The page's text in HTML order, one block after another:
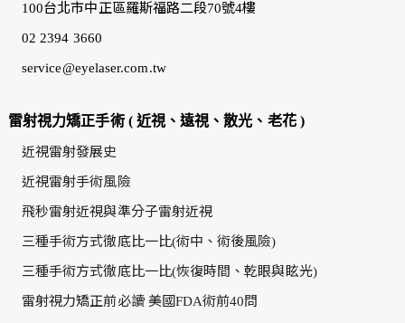
100台北市中正區羅斯福路二段70號4樓
02 2394 3660
service@eyelaser.com.tw
雷射視力矯正手術 ( 近視、遠視、散光、老花 )
近視雷射發展史
近視雷射手術風險
飛秒雷射近視與準分子雷射近視
三種手術方式徹底比一比(術中、術後風險)
三種手術方式徹底比一比(恢復時間、乾眼與眩光)
雷射視力矯正前必讀 美國FDA術前40問